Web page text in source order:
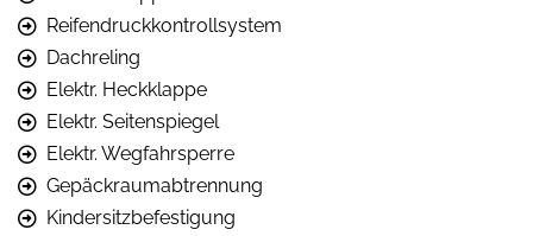
Reifendruckkontrollsystem
Dachreling
Elektr. Heckklappe
Elektr. Seitenspiegel
Elektr. Wegfahrsperre
Gepäckraumabtrennung
Kindersitzbefestigung